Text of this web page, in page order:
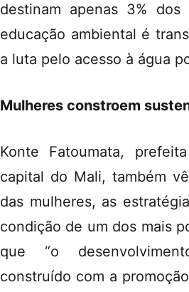
destinam apenas 3%
educação ambiental é
a luta pelo acesso à água
Mulheres constroem
Konte Fatoumata,
capital do Mali, também
das mulheres, as
condição de um dos mais
que “o
construído com a